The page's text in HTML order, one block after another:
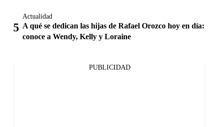
Actualidad
A qué se dedican las hijas de Rafael Orozco hoy en día:
conoce a Wendy, Kelly y Loraine
PUBLICIDAD